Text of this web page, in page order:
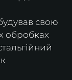
свою
обробках